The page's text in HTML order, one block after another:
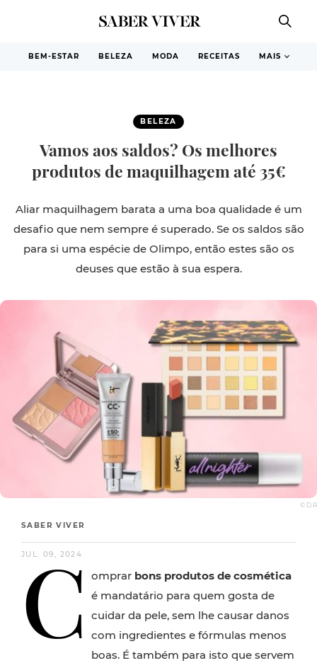
BEM-ESTAR BELEZA MODA RECEITAS MAIS
BELEZA
Vamos aos saldos? Os melhores
produtos de maquilhagem até 35€
Aliar maquilhagem barata a uma boa qualidade é um
desafio que nem sempre é superado. Se os saldos são
para si uma espécie de Olimpo, então estes são os
deuses que estão à sua espera.
© D.R
SABER VIVER
JUL. 09, 2024
C omprar bons produtos de cosmética
é mandatário para quem gosta de
cuidar da pele, sem lhe causar danos
com ingredientes e fórmulas menos
boas. É também para isto que servem